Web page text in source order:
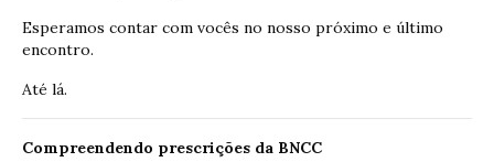
Esperamos contar com vocês no nosso próximo e último
encontro.
Até lá.
Compreendendo prescrições da BNCC